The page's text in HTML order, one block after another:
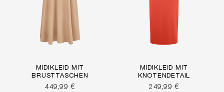
MIDIKLEID MIT
BRUSTTASCHEN
449,99 €
MIDIKLEID MIT
KNOTENDETAIL
249,99 €